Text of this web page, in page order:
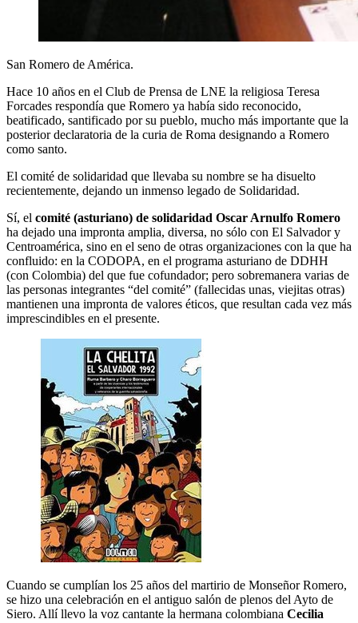
San Romero de América.
Hace 10 años en el Club de Prensa de LNE la religiosa Teresa
Forcades respondía que Romero ya había sido reconocido,
beatificado, santificado por su pueblo, mucho más importante que la
posterior declaratoria de la curia de Roma designando a Romero
como santo.
El comité de solidaridad que llevaba su nombre se ha disuelto
recientemente, dejando un inmenso legado de Solidaridad.
Sí, el comité (asturiano) de solidaridad Oscar Arnulfo Romero
ha dejado una impronta amplia, diversa, no sólo con El Salvador y
Centroamérica, sino en el seno de otras organizaciones con la que ha
confluido: en la CODOPA, en el programa asturiano de DDHH
(con Colombia) del que fue cofundador; pero sobremanera varias de
las personas integrantes “del comité” (fallecidas unas, viejitas otras)
mantienen una impronta de valores éticos, que resultan cada vez más
imprescindibles en el presente.
Cuando se cumplían los 25 años del martirio de Monseñor Romero,
se hizo una celebración en el antiguo salón de plenos del Ayto de
Siero. Allí llevo la voz cantante la hermana colombiana Cecilia